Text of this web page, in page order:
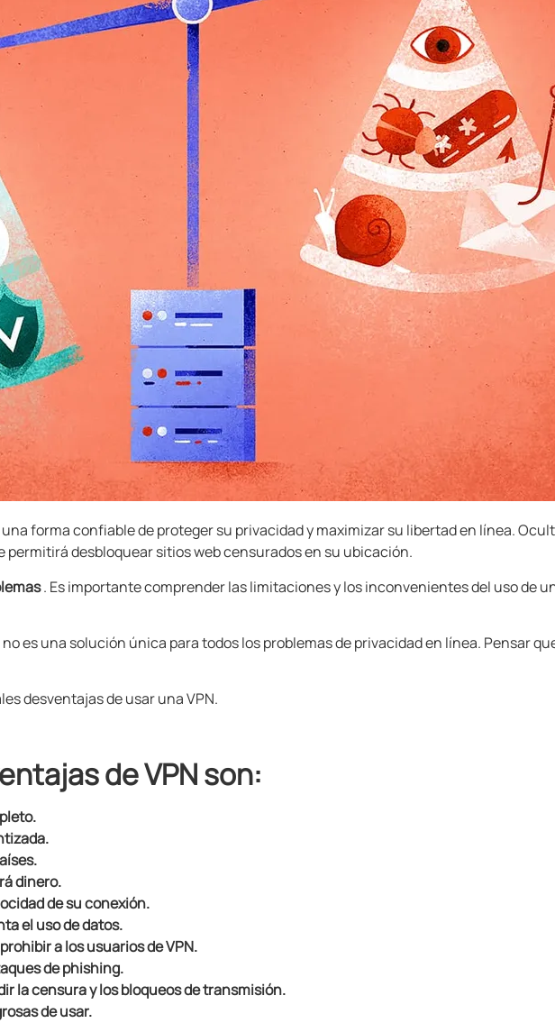
forma confiable de proteger su privacidad y maximizar su libertad en línea.
desbloquear sitios web censurados en su ubicación.
. Es importante comprender las limitaciones y los inconvenientes del uso de
es una solución única para todos los problemas de privacidad en línea. Pensar
desventajas de usar una VPN.
de VPN son:
dinero.
de su conexión.
el uso de datos.
a los usuarios de VPN.
de phishing.
la censura y los bloqueos de transmisión.
de usar.